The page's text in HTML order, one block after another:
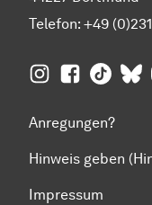
Telefon: +49
TU Dortmund
TU TU
Anregungen?
Hinweis geben
Impressum